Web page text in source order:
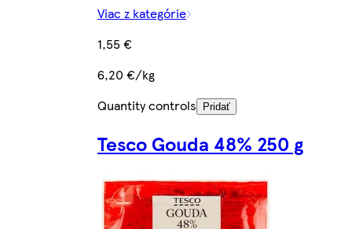
Viac z kategórie
1,55 €
6,20 €/kg
Quantity controls
Pridať
Tesco Gouda 48% 250 g